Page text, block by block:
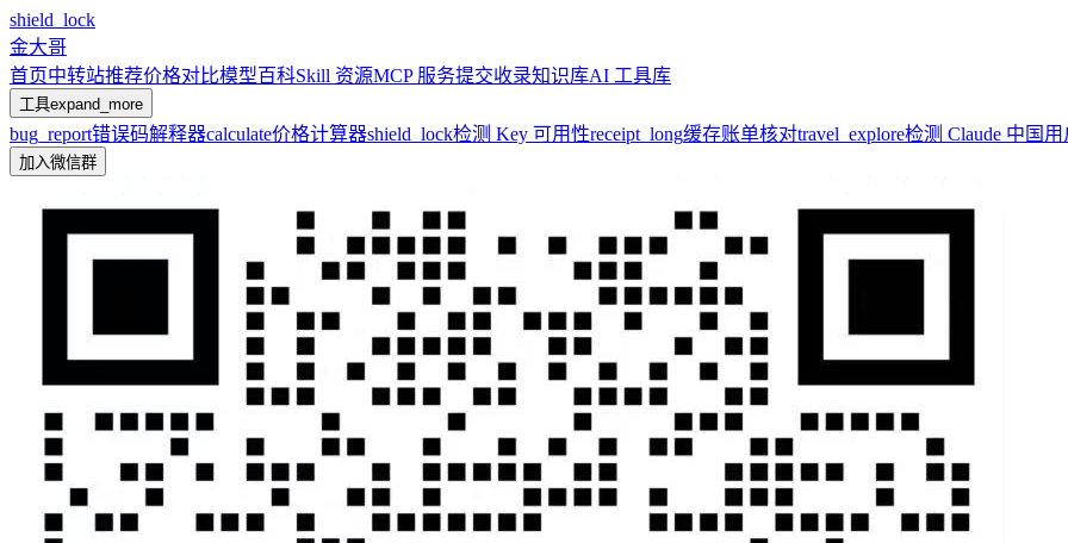
shield_lock
金大哥
首页中转站推荐价格对比模型百科Skill 资源MCP 服务提交收录知识库AI 工具库
工具expand_more
bug_report错误码解释器calculate价格计算器shield_lock检测 Key 可用性receipt_long缓存账单核对travel_explore检测 Claude 中国用
加入微信群